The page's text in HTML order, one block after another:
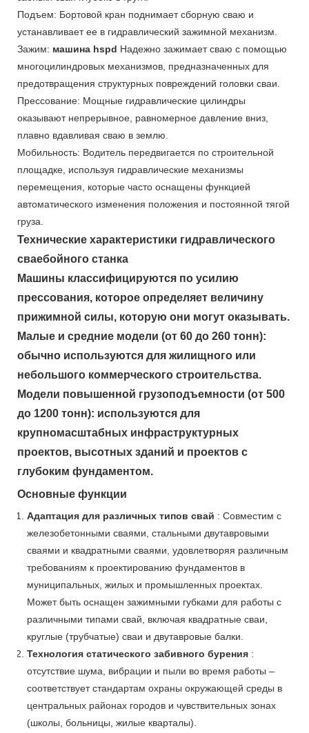
Подъем: Бортовой кран поднимает сборную сваю и
устанавливает ее в гидравлический зажимной механизм.
Зажим: машина hspd Надежно зажимает сваю с помощью
многоцилиндровых механизмов, предназначенных для
предотвращения структурных повреждений головки сваи.
Прессование: Мощные гидравлические цилиндры
оказывают непрерывное, равномерное давление вниз,
плавно вдавливая сваю в землю.
Мобильность: Водитель передвигается по строительной
площадке, используя гидравлические механизмы
перемещения, которые часто оснащены функцией
автоматического изменения положения и постоянной тягой
груза.
Технические характеристики гидравлического
сваебойного станка
Машины классифицируются по усилию
прессования, которое определяет величину
прижимной силы, которую они могут оказывать.
Малые и средние модели (от 60 до 260 тонн):
обычно используются для жилищного или
небольшого коммерческого строительства.
Модели повышенной грузоподъемности (от 500
до 1200 тонн): используются для
крупномасштабных инфраструктурных
проектов, высотных зданий и проектов с
глубоким фундаментом.
Основные функции
Адаптация для различных типов свай : Совместим с
железобетонными сваями, стальными двутавровыми
сваями и квадратными сваями, удовлетворяя различным
требованиям к проектированию фундаментов в
муниципальных, жилых и промышленных проектах.
Может быть оснащен зажимными губками для работы с
различными типами свай, включая квадратные сваи,
круглые (трубчатые) сваи и двутавровые балки.
Технология статического забивного бурения :
отсутствие шума, вибрации и пыли во время работы –
соответствует стандартам охраны окружающей среды в
центральных районах городов и чувствительных зонах
(школы, больницы, жилые кварталы).